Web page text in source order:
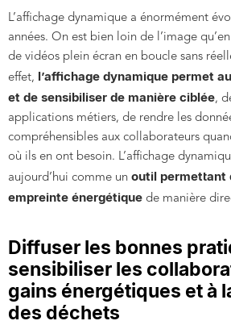
L’affichage dynamique a énormément
années. On est bien loin de l’image
de vidéos plein écran en boucle sans
effet, l’affichage dynamique permet
et de sensibiliser de manière ciblée,
applications métiers, de rendre les
compréhensibles aux collaborateurs
où ils en ont besoin. L’affichage
aujourd’hui comme un outil permettant
empreinte énergétique de manière
Diffuser les bonnes
sensibiliser les
gains énergétiques et à
des déchets